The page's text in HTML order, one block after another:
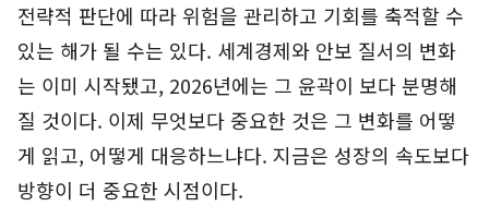
전략적 판단에 따라 위험을 관리하고 기회를 축적할 수
있는 해가 될 수는 있다. 세계경제와 안보 질서의 변화
는 이미 시작됐고, 2026년에는 그 윤곽이 보다 분명해
질 것이다. 이제 무엇보다 중요한 것은 그 변화를 어떻
게 읽고, 어떻게 대응하느냐다. 지금은 성장의 속도보다
방향이 더 중요한 시점이다.